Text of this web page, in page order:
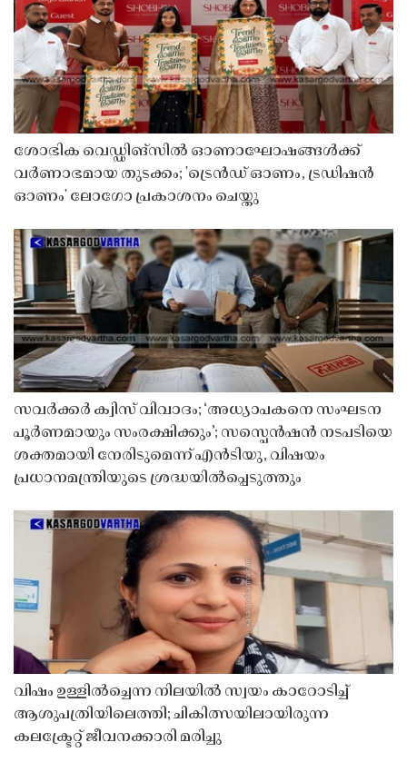
ശോഭിക വെഡ്ഡിങ്സിൽ ഓണാഘോഷങ്ങൾക്ക്
വർണാഭമായ തുടക്കം; 'ട്രെൻഡ് ഓണം, ട്രഡിഷൻ
ഓണം' ലോഗോ പ്രകാശനം ചെയ്തു
സവർക്കർ ക്വിസ് വിവാദം; ‘അധ്യാപകനെ സംഘടന
പൂർണമായും സംരക്ഷിക്കും’; സസ്പെൻഷൻ നടപടിയെ
ശക്തമായി നേരിടുമെന്ന് എൻടിയു, വിഷയം
പ്രധാനമന്ത്രിയുടെ ശ്രദ്ധയിൽപ്പെടുത്തും
വിഷം ഉള്ളിൽച്ചെന്ന നിലയിൽ സ്വയം കാറോടിച്ച്
ആശുപത്രിയിലെത്തി; ചികിത്സയിലായിരുന്ന
കലക്ട്രേറ്റ് ജീവനക്കാരി മരിച്ചു